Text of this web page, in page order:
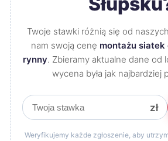
Twoje stawki różnią się od
nam swoją cenę montażu
rynny. Zbieramy aktualne dane od
wycena była jak najbardziej
zł
Weryfikujemy każde zgłoszenie, aby